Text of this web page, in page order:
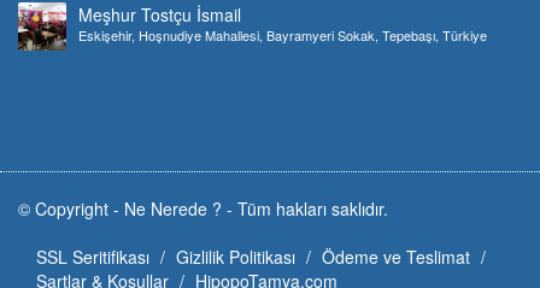
Meşhur Tostçu İsmail
Eskişehir, Hoşnudiye Mahallesi, Bayramyeri Sokak, Tepebaşı, Türkiye
© Copyright - Ne Nerede ? - Tüm hakları saklıdır.
SSL Seritifikası
Gizlilik Politikası
Ödeme ve Teslimat
Şartlar & Koşullar
HipopoTamya.com